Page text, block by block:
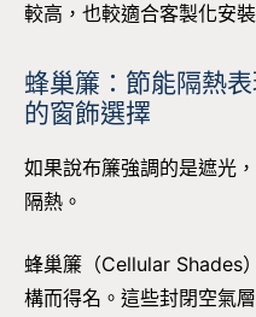
較高，也較適合客製化安裝
蜂巢簾：節能隔熱
的窗飾選擇
如果說布簾強調的是遮光
隔熱。
蜂巢簾（Cellular Shades
構而得名。這些封閉空氣